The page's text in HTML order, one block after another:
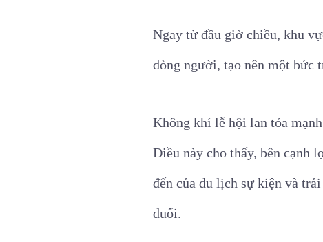
Ngay từ đầu giờ chiều, khu
dòng người, tạo nên một bức
Không khí lễ hội lan tỏa
Điều này cho thấy, bên cạnh
đến của du lịch sự kiện và
đuổi.